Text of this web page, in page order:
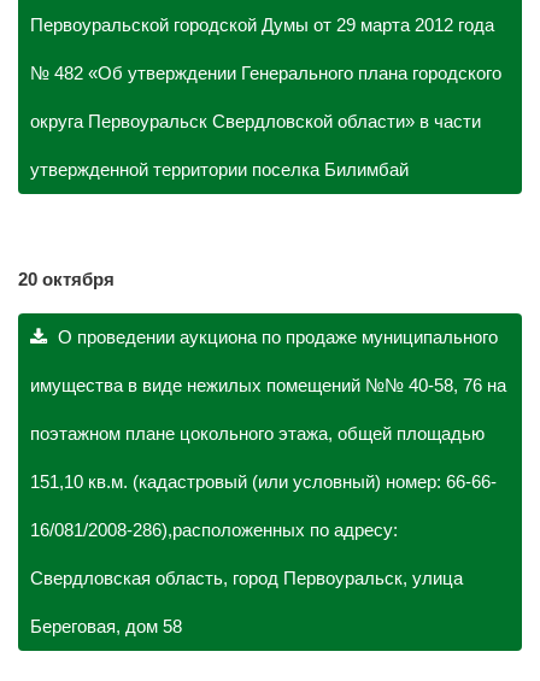
Первоуральской городской Думы от 29 марта 2012 года
№ 482 «Об утверждении Генерального плана городского
округа Первоуральск Свердловской области» в части
утвержденной территории поселка Билимбай
20 октября
О проведении аукциона по продаже муниципального
имущества в виде нежилых помещений №№ 40-58, 76 на
поэтажном плане цокольного этажа, общей площадью
151,10 кв.м. (кадастровый (или условный) номер: 66-66-
16/081/2008-286),расположенных по адресу:
Свердловская область, город Первоуральск, улица
Береговая, дом 58